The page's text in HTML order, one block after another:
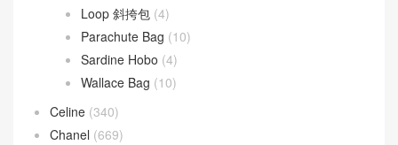
Loop 斜挎包 (4)
Parachute Bag (10)
Sardine Hobo (4)
Wallace Bag (10)
Celine (340)
Chanel (669)